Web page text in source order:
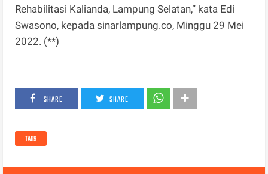
Rehabilitasi Kalianda, Lampung Selatan,” kata Edi
Swasono, kepada sinarlampung.co, Minggu 29 Mei
2022. (**)
SHARE SHARE
TAGS